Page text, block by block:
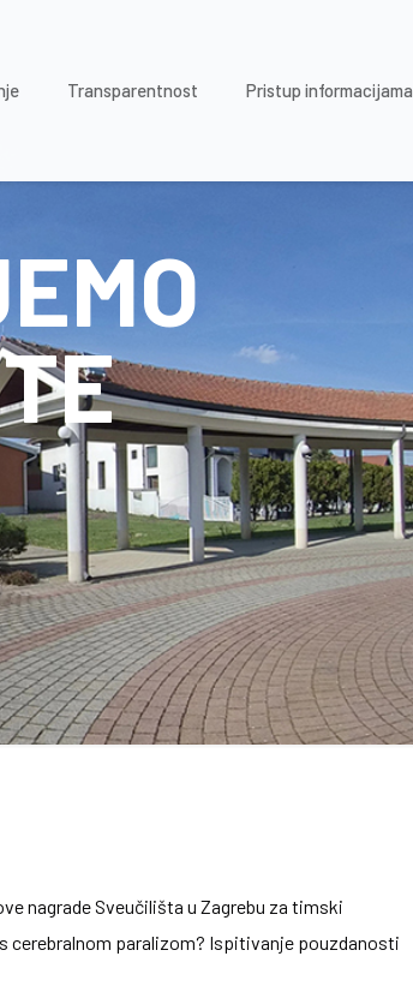
Transparentnost Pristup informacijama
nagrade Sveučilišta u Zagrebu za timski
cerebralnom paralizom? Ispitivanje pouzdanosti